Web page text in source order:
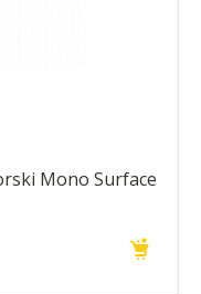
Mono Surface